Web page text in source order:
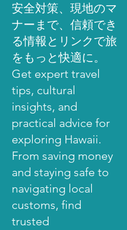
安全対策、現地のマ
ナーまで、信頼でき
る情報とリンクで旅
をもっと快適に。
Get expert travel
tips, cultural
insights, and
practical advice for
exploring Hawaii.
From saving money
and staying safe to
navigating local
customs, find
trusted